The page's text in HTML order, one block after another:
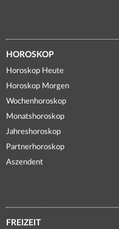
HOROSKOP
Horoskop Heute
Horoskop Morgen
Wochenhoroskop
Monatshoroskop
Jahreshoroskop
Partnerhoroskop
Aszendent
FREIZEIT